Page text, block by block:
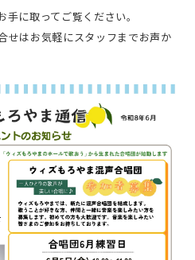
に取ってご覧ください。
せはお気軽にスタッフまでお声か